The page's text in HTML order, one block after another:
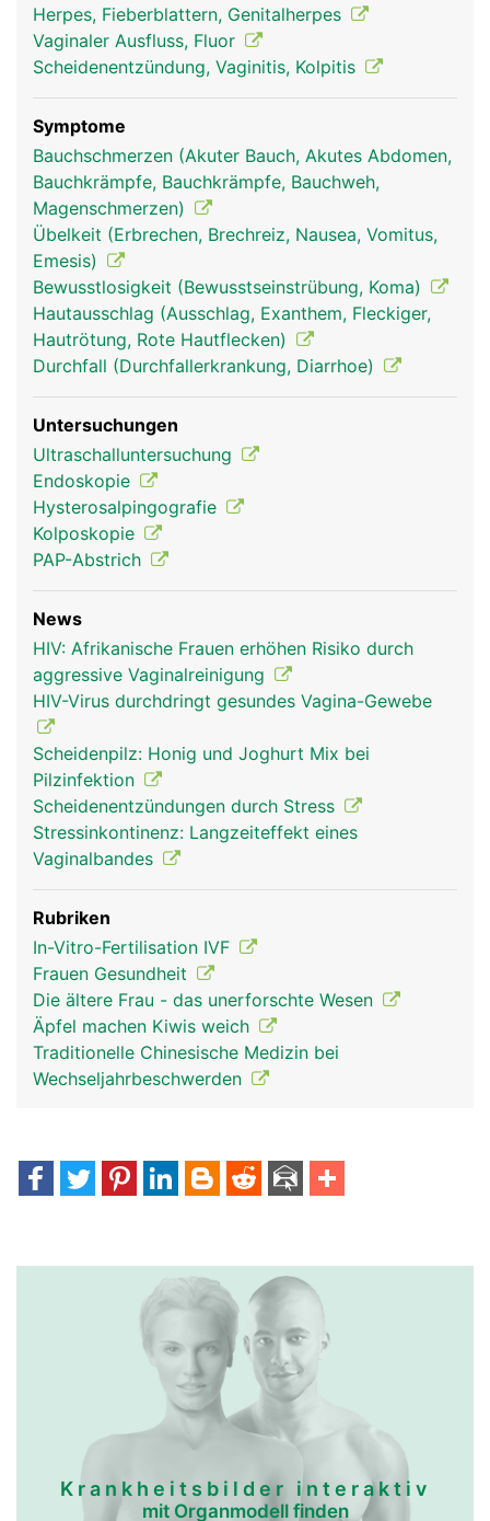
Herpes, Fieberblattern, Genitalherpes
Vaginaler Ausfluss, Fluor
Scheidenentzündung, Vaginitis, Kolpitis
Symptome
Bauchschmerzen (Akuter Bauch, Akutes Abdomen,
Bauchkrämpfe, Bauchkrämpfe, Bauchweh,
Magenschmerzen)
Übelkeit (Erbrechen, Brechreiz, Nausea, Vomitus,
Emesis)
Bewusstlosigkeit (Bewusstseinstrübung, Koma)
Hautausschlag (Ausschlag, Exanthem, Fleckiger,
Hautrötung, Rote Hautflecken)
Durchfall (Durchfallerkrankung, Diarrhoe)
Untersuchungen
Ultraschalluntersuchung
Endoskopie
Hysterosalpingografie
Kolposkopie
PAP-Abstrich
News
HIV: Afrikanische Frauen erhöhen Risiko durch
aggressive Vaginalreinigung
HIV-Virus durchdringt gesundes Vagina-Gewebe
Scheidenpilz: Honig und Joghurt Mix bei
Pilzinfektion
Scheidenentzündungen durch Stress
Stressinkontinenz: Langzeiteffekt eines
Vaginalbandes
Rubriken
In-Vitro-Fertilisation IVF
Frauen Gesundheit
Die ältere Frau - das unerforschte Wesen
Äpfel machen Kiwis weich
Traditionelle Chinesische Medizin bei
Wechseljahrbeschwerden
Krankheitsbilder interaktiv
mit Organmodell finden